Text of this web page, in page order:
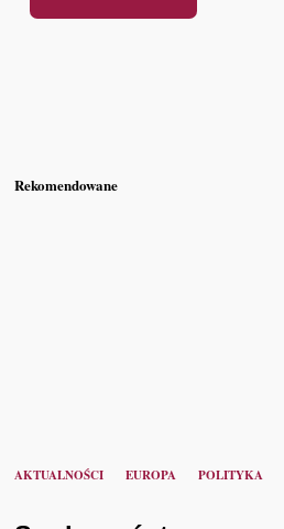
Rekomendowane
AKTUALNOŚCI EUROPA POLITYKA